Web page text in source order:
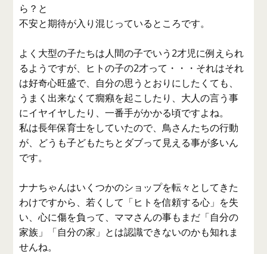
ら？と
不安と期待が入り混じっているところです。
よく大型の子たちは人間の子でいう2才児に例えられ
るようですが、ヒトの子の2才って・・・それはそれ
は好奇心旺盛で、自分の思うとおりにしたくても、
うまく出来なくて癇癪を起こしたり、大人の言う事
にイヤイヤしたり、一番手がかかる頃ですよね。
私は長年保育士をしていたので、鳥さんたちの行動
が、どうも子どもたちとダブって見える事が多いん
です。
ナナちゃんはいくつかのショップを転々としてきた
わけですから、若くして「ヒトを信頼する心」を失
い、心に傷を負って、ママさんの事もまだ「自分の
家族」「自分の家」とは認識できないのかも知れま
せんね。